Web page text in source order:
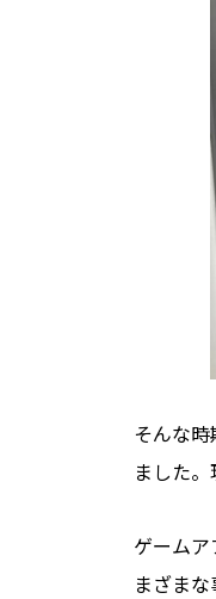
そんな
ました
ゲーム
まざま